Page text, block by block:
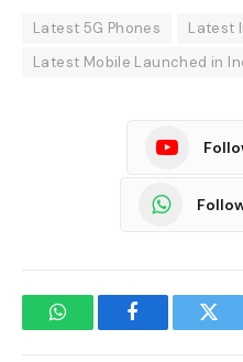
Latest 5G Phones
Latest
Latest Mobile Launched in
WhatsAppFacebook